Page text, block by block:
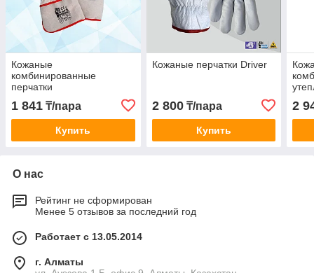
Кожаные
комбинированные
перчатки
1 841 ₸/пара
Купить
Кожаные перчатки Driver
2 800₸/пара
Купить
2
О нас
Рейтинг не сформирован
Менее 5 отзывов за последний год
Работает с 13.05.2014
г. Алматы